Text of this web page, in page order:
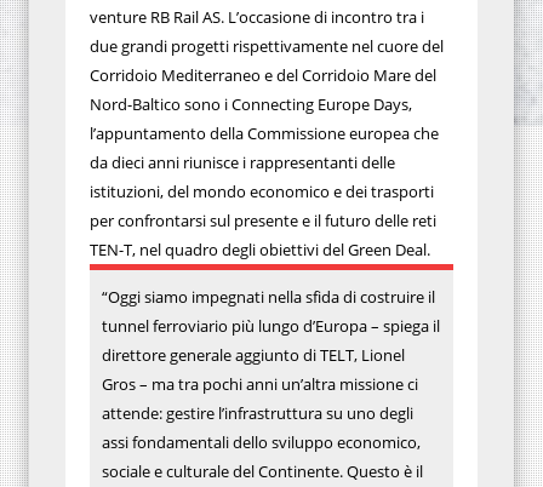
venture RB Rail AS. L’occasione di incontro tra i
due grandi progetti rispettivamente nel cuore del
Corridoio Mediterraneo e del Corridoio Mare del
Nord-Baltico sono i Connecting Europe Days,
l’appuntamento della Commissione europea che
da dieci anni riunisce i rappresentanti delle
istituzioni, del mondo economico e dei trasporti
per confrontarsi sul presente e il futuro delle reti
TEN-T, nel quadro degli obiettivi del Green Deal.
“Oggi siamo impegnati nella sfida di costruire il
tunnel ferroviario più lungo d’Europa – spiega il
direttore generale aggiunto di TELT, Lionel
Gros – ma tra pochi anni un’altra missione ci
attende: gestire l’infrastruttura su uno degli
assi fondamentali dello sviluppo economico,
sociale e culturale del Continente. Questo è il